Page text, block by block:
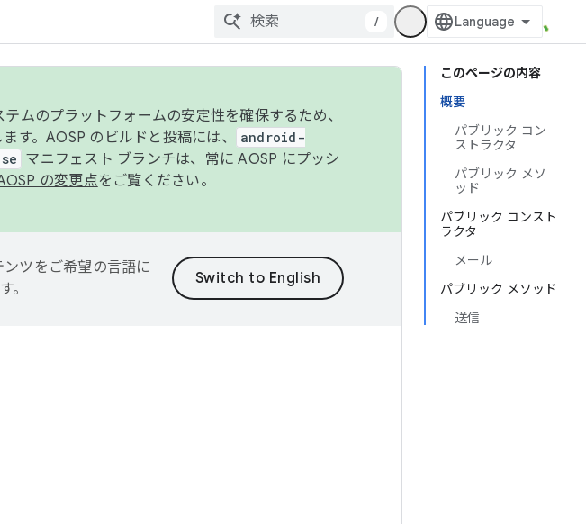
/
このページの内容
概要
パブリック コン
ストラクタ
パブリック メソ
ッド
パブリック コンスト
ラクタ
メール
パブリック メソッド
送信
ムのプラットフォームの安定性を確保するため、
す。AOSP のビルドと投稿には、
android-
マニフェスト ブランチは、常に AOSP にプッシ
の変更点をご覧ください。
ツをご希望の言語に
。